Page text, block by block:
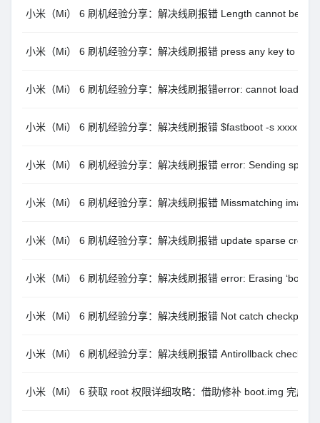
小米（Mi） 6 刷机经验分享：解决线刷报错 Length cannot be
小米（Mi） 6 刷机经验分享：解决线刷报错 press any key to
小米（Mi） 6 刷机经验分享：解决线刷报错error: cannot load
小米（Mi） 6 刷机经验分享：解决线刷报错 $fastboot -s xxxx
小米（Mi） 6 刷机经验分享：解决线刷报错 error: Sending sparse
小米（Mi） 6 刷机经验分享：解决线刷报错 Missmatching image
小米（Mi） 6 刷机经验分享：解决线刷报错 update sparse crc list
小米（Mi） 6 刷机经验分享：解决线刷报错 error: Erasing
小米（Mi） 6 刷机经验分享：解决线刷报错 Not catch checkpoint
小米（Mi） 6 刷机经验分享：解决线刷报错 Antirollback check
小米（Mi） 6 获取 root 权限详细攻略：借助修补 boot.img 完成面